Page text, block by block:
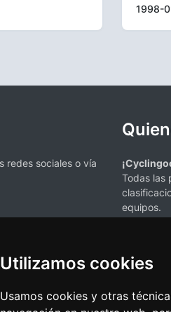
Utilizamos cookies
Usamos cookies y otras
1998-
redes sociales o vía
Todas las
equipos.